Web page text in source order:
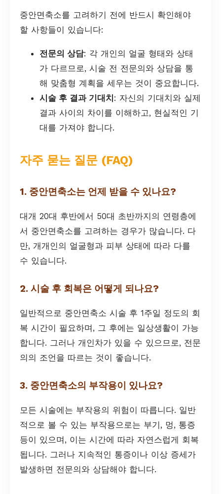
중안면축소를 고려하기 전에 반드시 확인해야
할 사항들이 있습니다:
전문의 상담: 각 개인의 얼굴 형태와 상태
가 다르므로, 시술 전 전문의와 상담을 통
해 맞춤형 계획을 세우는 것이 중요합니다.
시술 후 결과 기대치 : 자신의 기대치와 실제
결과 사이의 차이를 이해하고, 현실적인 기
대를 가져야 합니다.
자주 묻는 질문 (FAQ)
1. 중안면축소는 언제 받을 수 있나요?
대개 20대 후반에서 50대 초반까지의 연령층에
서 중안면축소를 고려하는 경우가 많습니다. 다
만, 개개인의 얼굴형과 피부 상태에 따라 다를
수 있습니다.
2. 시술 후 회복은 어떻게 되나요?
일반적으로 중안면축소 시술 후 1주일 정도의 회
복 시간이 필요하며, 그 후에는 일상생활이 가능
합니다. 그러나 개인차가 있을 수 있으므로, 전문
의의 조언을 따르는 것이 좋습니다.
3. 중안면축소의 부작용이 있나요?
모든 시술에는 부작용의 위험이 따릅니다. 일반
적으로 볼 수 있는 부작용으로는 부기, 멍, 통증
등이 있으며, 이는 시간에 따라 자연스럽게 회복
됩니다. 그러나 지속적인 통증이나 이상 증세가
발생하면 전문의와 상담해야 합니다.